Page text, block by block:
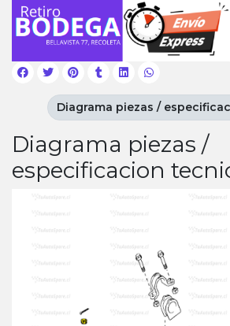
Diagrama piezas /
especificacion
Diagrama piezas /